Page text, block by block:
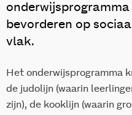
bevorderen op
vlak.
Het onderwijsprogramma
de judolijn (waarin
zijn), de kooklijn (waarin